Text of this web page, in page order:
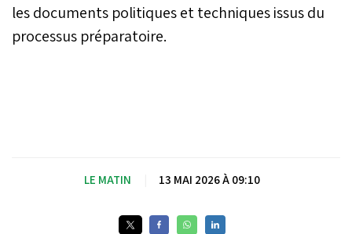
les documents politiques et techniques issus du
processus préparatoire.
LE MATIN 13 MAI 2026 À 09:10